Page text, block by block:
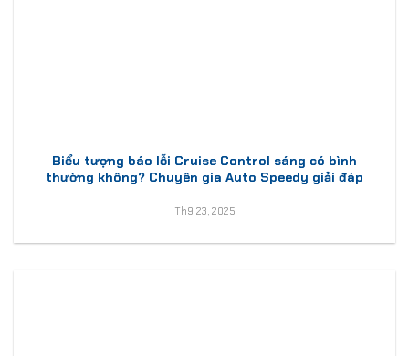
Biểu tượng báo lỗi Cruise Control sáng có bình
thường không? Chuyên gia Auto Speedy giải đáp
Th9 23, 2025